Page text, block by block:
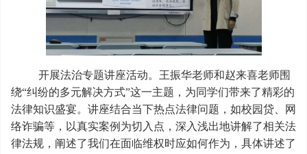
开展法治专题讲座活动。王振华老师和赵来喜老师围
绕“纠纷的多元解决方式”这一主题，为同学们带来了精彩的
法律知识盛宴。讲座结合当下热点法律问题，如校园贷、网
络诈骗等，以真实案例为切入点，深入浅出地讲解了相关法
律法规，阐述了我们在面临维权时应如何作为，具体讲述了